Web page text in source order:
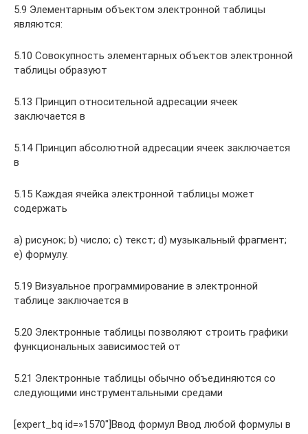
5.9 Элементарным объектом электронной таблицы
являются:
5.10 Совокупность элементарных объектов электронной
таблицы образуют
5.13 Принцип относительной адресации ячеек
заключается в
5.14 Принцип абсолютной адресации ячеек заключается
в
5.15 Каждая ячейка электронной таблицы может
содержать
а) рисунок; b) число; c) текст; d) музыкальный фрагмент;
e) формулу.
5.19 Визуальное программирование в электронной
таблице заключается в
5.20 Электронные таблицы позволяют строить графики
функциональных зависимостей от
5.21 Электронные таблицы обычно объединяются со
следующими инструментальными средами
[expert_bq id=»1570″]Ввод формул Ввод любой формулы в